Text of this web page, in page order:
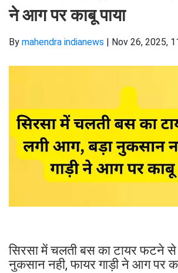
ने आग पर काबू पाया
By mahendra indianews | Nov 26, 2025,
सिरसा में चलती बस का टायर फटने
नुकसान नही, फायर गाड़ी ने आग पर